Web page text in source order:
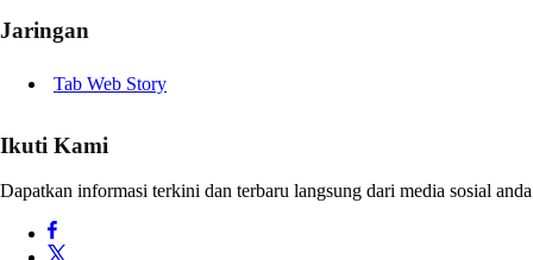
Jaringan
Tab Web Story
Ikuti Kami
Dapatkan informasi terkini dan terbaru langsung dari media sosial anda